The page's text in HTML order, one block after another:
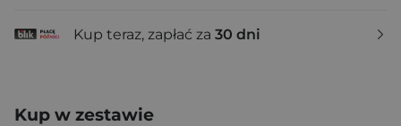
Kup teraz, zapłać za 30 dni
Kup w zestawie